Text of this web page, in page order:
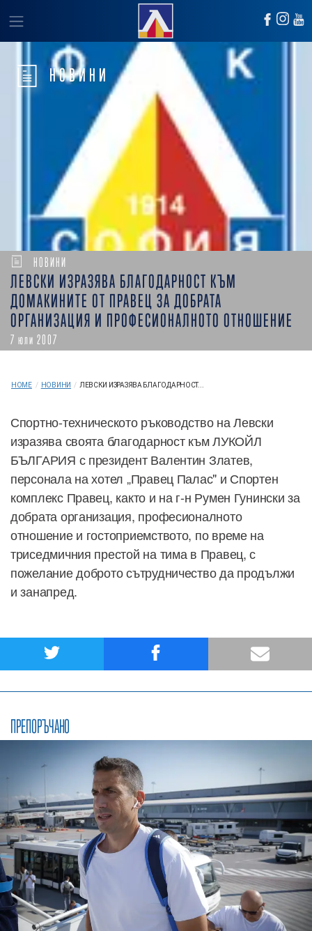
НОВИНИ
НОВИНИ
ЛЕВСКИ ИЗРАЗЯВА БЛАГОДАРНОСТ КЪМ
ДОМАКИНИТЕ ОТ ПРАВЕЦ ЗА ДОБРАТА
ОРГАНИЗАЦИЯ И ПРОФЕСИОНАЛНОТО ОТНОШЕНИЕ
7 юли 2007
HOME / НОВИНИ / ЛЕВСКИ ИЗРАЗЯВА БЛАГОДАРНОСТ...
Спортно-техническото ръководство на Левски
изразява своята благодарност към ЛУКОЙЛ
БЪЛГАРИЯ с президент Валентин Златев,
персонала на хотел „Правец Палас" и Спортен
комплекс Правец, както и на г-н Румен Гунински за
добрата организация, професионалното
отношение и гостоприемството, по време на
триседмичния престой на тима в Правец, с
пожелание доброто сътрудничество да продължи
и занапред.
ПРЕПОРЪЧАНО